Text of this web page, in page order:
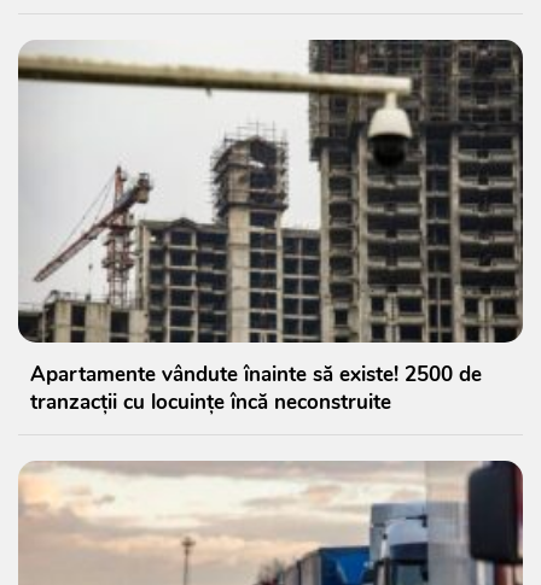
Apartamente vândute înainte să existe! 2500 de
tranzacții cu locuințe încă neconstruite